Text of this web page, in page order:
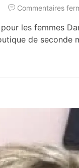
Commentaires
les femmes
de seconde